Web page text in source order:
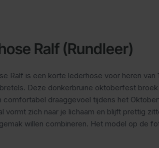
Ralf (Rundleer)
Ralf is een korte lederhose voor heren van
Deze donkerbruine oktoberfest
comfortabel draaggevoel tijdens het
vormt zich naar je lichaam en blijft prettig
willen combineren. Het model op de